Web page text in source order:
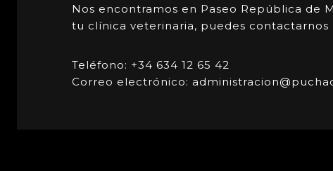
Nos encontramos en Paseo República de
tu clínica veterinaria, puedes
Teléfono: +34 634 12 65 42
Correo electrónico: